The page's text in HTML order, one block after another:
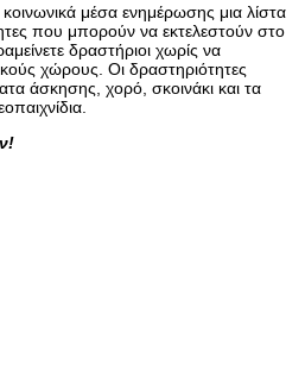
μέσα ενημέρωσης μια λίστα
που μπορούν να εκτελεστούν στο
δραστήριοι χωρίς να
χώρους. Οι δραστηριότητες
άσκησης, χορό, σκοινάκι και τα